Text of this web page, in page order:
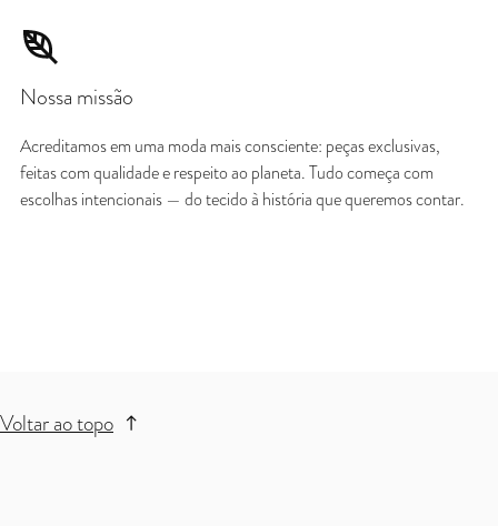
Nossa missão
Acreditamos em uma moda mais consciente: peças exclusivas,
feitas com qualidade e respeito ao planeta. Tudo começa com
escolhas intencionais — do tecido à história que queremos contar.
Voltar ao topo